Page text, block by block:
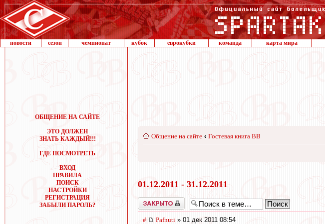
новости сезон чемпионат кубок еврокубки команда карта мира
ОБЩЕНИЕ НА САЙТЕ
ЭТО ДОЛЖЕН
ЗНАТЬ КАЖДЫЙ!!!
ГДЕ ПОСМОТРЕТЬ
ВХОД
ПРАВИЛА
ПОИСК
НАСТРОЙКИ
РЕГИСТРАЦИЯ
ЗАБЫЛИ ПАРОЛЬ?
Общение на сайте ‹ Гостевая книга ВВ
01.12.2011 - 31.12.2011
Закрыто
# Pafnuti » 01 дек 2011 08:54